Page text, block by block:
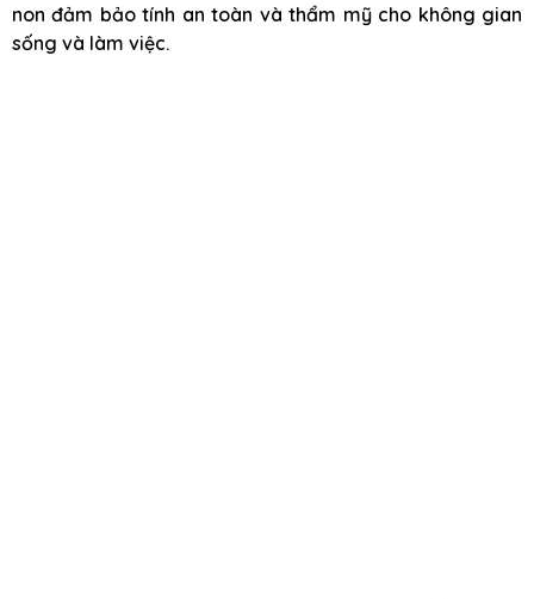
non đảm bảo tính an toàn và thẩm mỹ cho không gian
sống và làm việc.